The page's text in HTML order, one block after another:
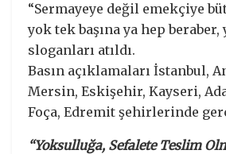
“Sermayeye değil emekçiye
yok tek başına ya hep
sloganları atıldı.
Basın açıklamaları İstanbul,
Mersin, Eskişehir, Kayseri,
Foça, Edremit şehirlerinde
“Yoksulluğa, Sefalete Teslim